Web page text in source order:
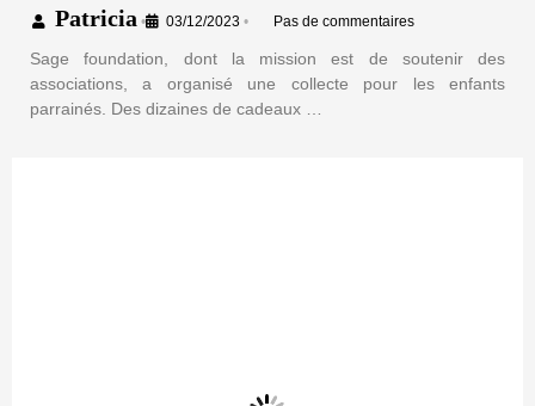
Patricia • 03/12/2023 • Pas de commentaires
Sage foundation, dont la mission est de soutenir des
associations, a organisé une collecte pour les enfants
parrainés. Des dizaines de cadeaux …